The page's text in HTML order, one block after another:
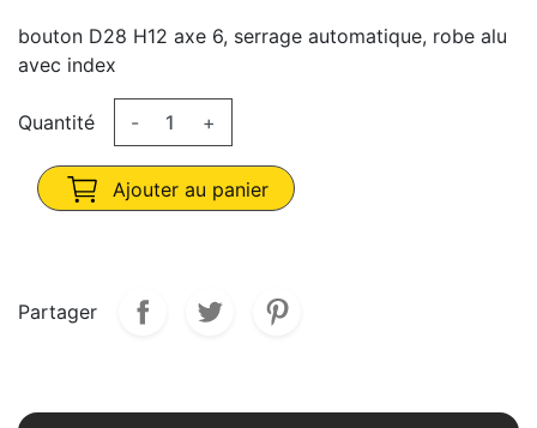
bouton D28 H12 axe 6, serrage automatique, robe alu
avec index
Quantité - +
Ajouter au panier
Partager